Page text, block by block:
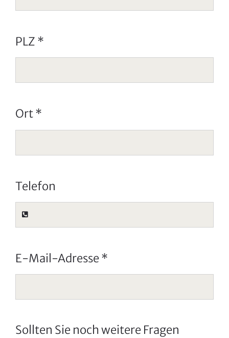
PLZ *
Ort*
Telefon
E‐Mail‐Adresse *
Sollten Sie noch weitere Fragen